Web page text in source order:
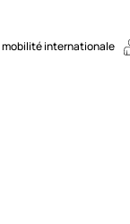
mobilité internationale